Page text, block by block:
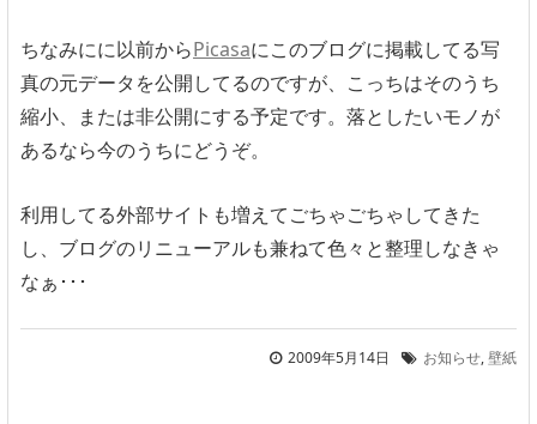
ちなみにに以前からPicasaにこのブログに掲載してる写
真の元データを公開してるのですが、こっちはそのうち
縮小、または非公開にする予定です。落としたいモノが
あるなら今のうちにどうぞ。
利用してる外部サイトも増えてごちゃごちゃしてきた
し、ブログのリニューアルも兼ねて色々と整理しなきゃ
なぁ･･･
2009年5月14日 お知らせ,壁紙